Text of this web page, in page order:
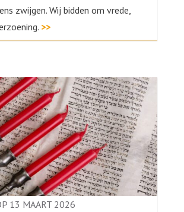
zwijgen. Wij bidden om vrede,
>>
13 MAART 2026